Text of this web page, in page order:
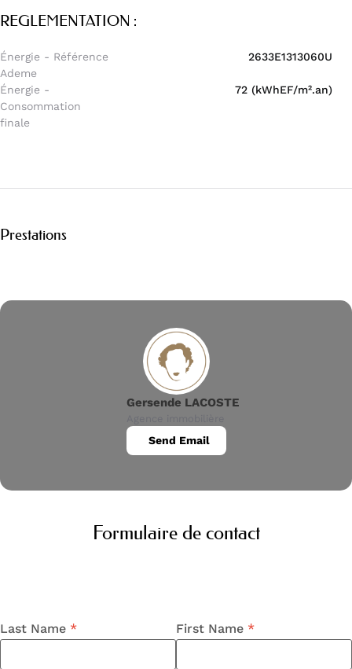
REGLEMENTATION :
Énergie - Référence
Ademe
2633E1313060U
Énergie -
Consommation
finale
72 (kWhEF/m².an)
Prestations
Gersende LACOSTE
Send Email
Formulaire de contact
Last Name First Name